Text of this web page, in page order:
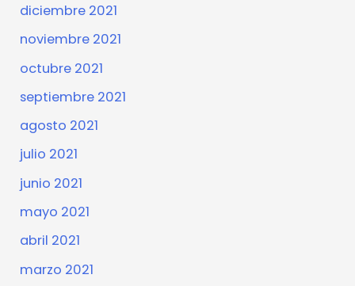
diciembre 2021
noviembre 2021
octubre 2021
septiembre 2021
agosto 2021
julio 2021
junio 2021
mayo 2021
abril 2021
marzo 2021